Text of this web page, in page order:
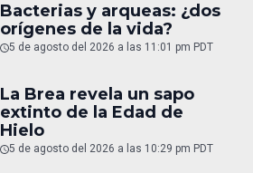
Bacterias y arqueas: ¿dos
orígenes de la vida?
5 de agosto del 2026 a las 11:01 pm PDT
La Brea revela un sapo
extinto de la Edad de
Hielo
5 de agosto del 2026 a las 10:29 pm PDT